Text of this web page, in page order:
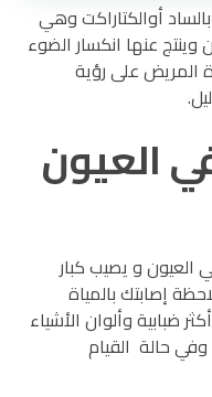
أوالكتاراكت وهي
عنها انكسار الضوء
المريض على رؤية
العيون
العيون و يصيب كبار
إصابتك بالمياة
ضبابية وألوان الأشياء
حالة القيام